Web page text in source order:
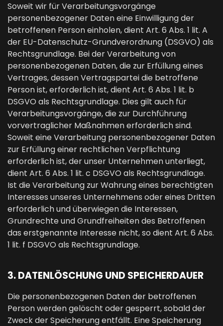
Soweit wir für Verarbeitungsvorgänge
personenbezogener Daten eine Einwilligung der
betroffenen Person einholen, dient Art. 6 Abs. 1 lit. A
der EU-Datenschutz-Grundverordnung (DSGVO) als
Rechtsgrundlage. Bei der Verarbeitung von
personenbezogenen Daten, die zur Erfüllung eines
Vertrages, dessen Vertragspartei die betroffene
Person ist, erforderlich ist, dient Art. 6 Abs. 1 lit. b
DSGVO als Rechtsgrundlage. Dies gilt auch für
Verarbeitungsvorgänge, die zur Durchführung
vorvertraglicher Maßnahmen erforderlich sind.
Soweit eine Verarbeitung personenbezogener Daten
zur Erfüllung einer rechtlichen Verpflichtung
erforderlich ist, der unser Unternehmen unterliegt,
dient Art. 6 Abs. 1 lit. c DSGVO als Rechtsgrundlage.
Ist die Verarbeitung zur Wahrung eines berechtigten
Interesses unseres Unternehmens oder eines Dritten
erforderlich und überwiegen die Interessen,
Grundrechte und Grundfreiheiten des Betroffenen
das erstgenannte Interesse nicht, so dient Art. 6 Abs.
1 lit. f DSGVO als Rechtsgrundlage.
3. DATENLÖSCHUNG UND SPEICHERDAUER
Die personenbezogenen Daten der betroffenen
Person werden gelöscht oder gesperrt, sobald der
Zweck der Speicherung entfällt. Eine Speicherung